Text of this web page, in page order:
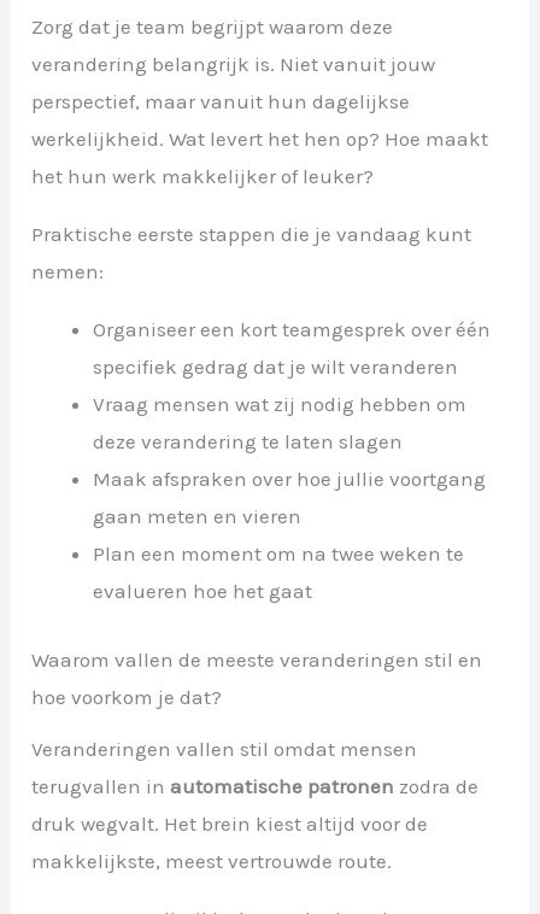
Zorg dat je team begrijpt waarom deze
verandering belangrijk is. Niet vanuit jouw
perspectief, maar vanuit hun dagelijkse
werkelijkheid. Wat levert het hen op? Hoe maakt
het hun werk makkelijker of leuker?
Praktische eerste stappen die je vandaag kunt
nemen:
Organiseer een kort teamgesprek over één
specifiek gedrag dat je wilt veranderen
Vraag mensen wat zij nodig hebben om
deze verandering te laten slagen
Maak afspraken over hoe jullie voortgang
gaan meten en vieren
Plan een moment om na twee weken te
evalueren hoe het gaat
Waarom vallen de meeste veranderingen stil en
hoe voorkom je dat?
Veranderingen vallen stil omdat mensen
terugvallen inautomatische patronen zodra de
druk wegvalt. Het brein kiest altijd voor de
makkelijkste, meest vertrouwde route.